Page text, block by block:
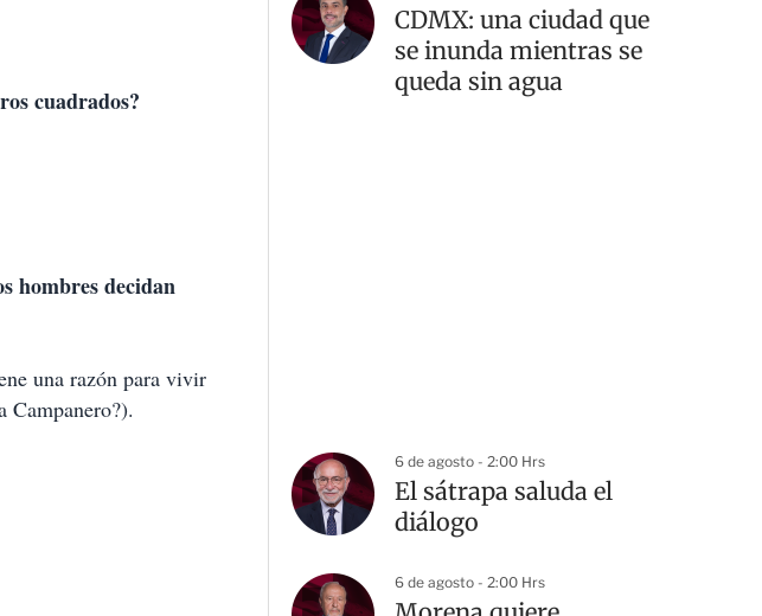
cuadrados?
hombres decidan
una razón para vivir
Campanero?).
CDMX: una ciudad que
se inunda mientras se
queda sin agua
6 de agosto - 2:00 Hrs
El sátrapa saluda el
diálogo
6 de agosto - 2:00 Hrs